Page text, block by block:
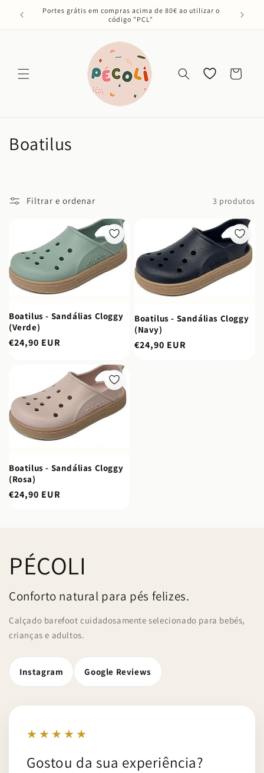
para o
Portes grátis em compras acima de 80€ ao utilizar o
código "PCL"
Os meus
favoritos
Carrinho
C
e
ã
o
Boatilus
Filtrar e ordenar 3 produtos
Boatilus - Sandálias Cloggy
(Verde)
Preço
€24,90 EUR
Boatilus - Sandálias Cloggy
(Navy)
Preço
€24,90 EUR
Boatilus - Sandálias Cloggy
(Rosa)
Preço
€24,90 EUR
PÉCOLI
Conforto natural para pés felizes.
Calçado barefoot cuidadosamente selecionado para bebés,
crianças e adultos.
Instagram Google Reviews
★★★★★
Gostou da sua experiência?